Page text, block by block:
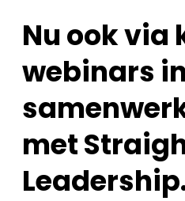
Vacature aanmelden
Vacatures
Nu ook via
webinars
met
Leadership